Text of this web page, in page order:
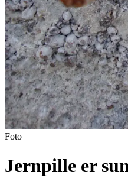
Foto
Jernpille er